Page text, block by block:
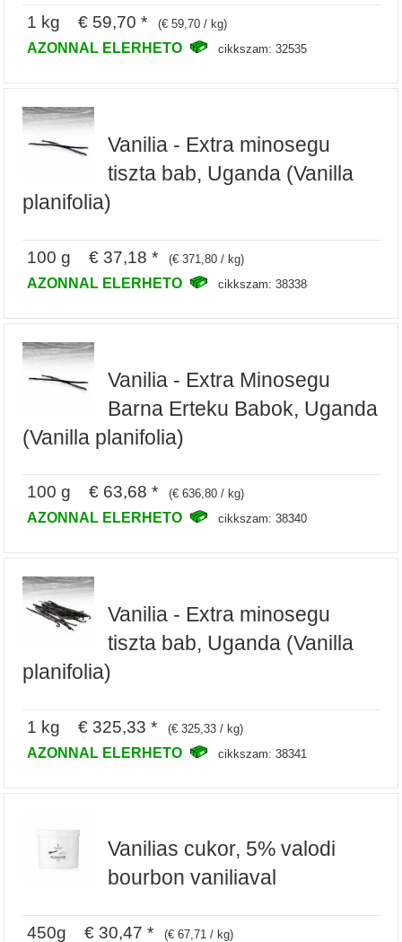
1 kg € 59,70 * (€ 59,70 / kg)
AZONNAL ELERHETO cikkszam: 32535
Vanilia - Extra minosegu
tiszta bab, Uganda (Vanilla
planifolia)
100 g € 37,18 * (€ 371,80 / kg)
AZONNAL ELERHETO cikkszam: 38338
Vanilia - Extra Minosegu
Barna Erteku Babok, Uganda
(Vanilla planifolia)
100 g € 63,68 * (€ 636,80 / kg)
AZONNAL ELERHETO cikkszam: 38340
Vanilia - Extra minosegu
tiszta bab, Uganda (Vanilla
planifolia)
1 kg € 325,33 * (€ 325,33 / kg)
AZONNAL ELERHETO cikkszam: 38341
Vanilias cukor, 5% valodi
bourbon vaniliaval
450g € 30,47 * (€ 67,71 / kg)